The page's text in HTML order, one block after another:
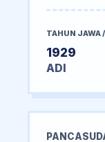
TAHUN JAWA
1929
ADI